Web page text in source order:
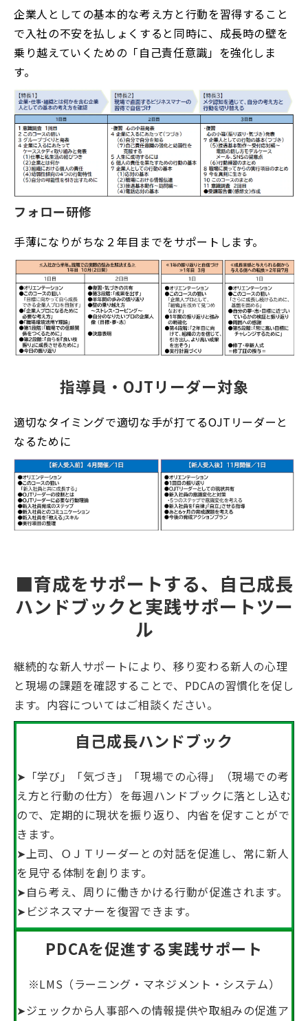
企業人としての基本的な考え方と行動を習得すること
で入社の不安を払しょくすると同時に、成長時の壁を
乗り越えていくための「自己責任意識」を強化しま
す。
フォロー研修
手薄になりがちな２年目までをサポートします。
指導員・OJTリーダー対象
適切なタイミングで適切な手が打てるOJTリーダーと
なるために
■育成をサポートする、自己成長
ハンドブックと実践サポートツー
ル
継続的な新人サポートにより、移り変わる新人の心理
と現場の課題を確認することで、PDCAの習慣化を促し
ます。内容についてはご相談ください。
自己成長ハンドブック
➤「学び」「気づき」「現場での心得」（現場での考
え方と行動の仕方）を毎週ハンドブックに落とし込む
ので、定期的に現状を振り返り、内省を促すことがで
きます。
➤上司、ＯＪＴリーダーとの対話を促進し、常に新人
を見守る体制を創ります。
➤自ら考え、周りに働きかける行動が促進されます。
➤ビジネスマナーを復習できます。
PDCAを促進する実践サポート
※LMS（ラーニング・マネジメント・システム）
➤ジェックから人事部への情報提供や取組みの促進ア